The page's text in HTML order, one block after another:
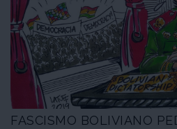
FASCISMO BOLIVIANO